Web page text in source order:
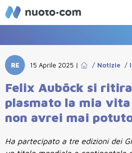
RE 15 Aprile 2025 | / Notizie /
Felix Auböck si
plasmato la mia
non avrei mai
Ha partecipato a tre edizioni dei